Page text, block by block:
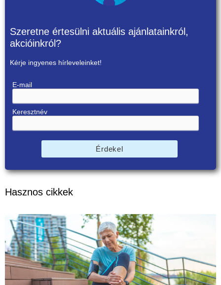
Szeretne értesülni aktuális ajánlatainkról,
akcióinkról?
Kérje ingyenes hírleveleinket!
E-mail
Keresztnév
Érdekel
Hasznos cikkek